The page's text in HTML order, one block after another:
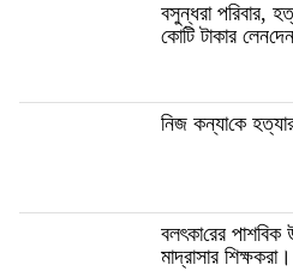
বসুন্ধরা প‌রিবার,
কো‌টি টাকার
নিজ কন্যা‌কে হত্যার
বলৎকা‌রের
মাদ্রাসার শিক্ষকরা।